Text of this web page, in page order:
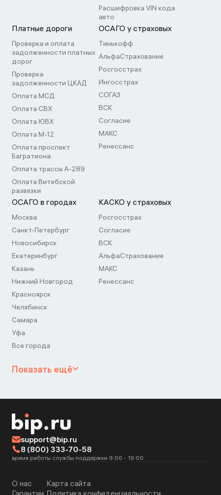
Расшифровка VIN кода
авто
Платные дороги
Проверка и оплата
задолженности платных
дорог
Проверка
задолженности ЦКАД
Оплата МСД
Оплата СВХ
Оплата ЮВХ
Оплата М-12
Оплата проспект
Багратиона
Оплата трассы А-289
Оплата Витебской
развязки
ОСАГО у страховых
Тинькофф
АльфаСтрахование
Росгосстрах
Ингосстрах
СОГАЗ
ВСК
Согласие
МАКС
Ренессанс
ОСАГО в городах
Москва
Санкт-Петербург
Новосибирск
Екатеринбург
Казань
Нижний Новгород
Красноярск
Челябинск
Самара
Уфа
Все города
КАСКО у страховых
Росгосстрах
Согласие
ВСК
АльфаСтрахование
МАКС
Ренессанс
Показать ещё
support@bip.ru
8 (800) 333-70-58
время работы службы поддержки 9:00 - 19:00
О нас
Гарантии
Карта сайта
Политика конфиденциальности